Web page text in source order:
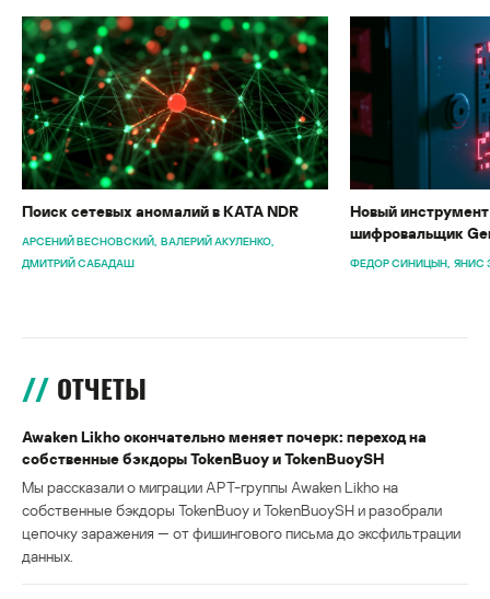
Поиск сетевых аномалий в KATA NDR
АРСЕНИЙ ВЕСНОВСКИЙ ВАЛЕРИЙ АКУЛЕНКО
ДМИТРИЙ САБАДАШ
Новый
шифровальщик
ФЕДОР СИНИЦЫН ЯНИС
ОТЧЕТЫ
Awaken Likho окончательно меняет почерк: переход на
собственные бэкдоры TokenBuoy и TokenBuoySH
Мы рассказали о миграции APT-группы Awaken Likho на
собственные бэкдоры TokenBuoy и TokenBuoySH и разобрали
цепочку заражения — от фишингового письма до эксфильтрации
данных.